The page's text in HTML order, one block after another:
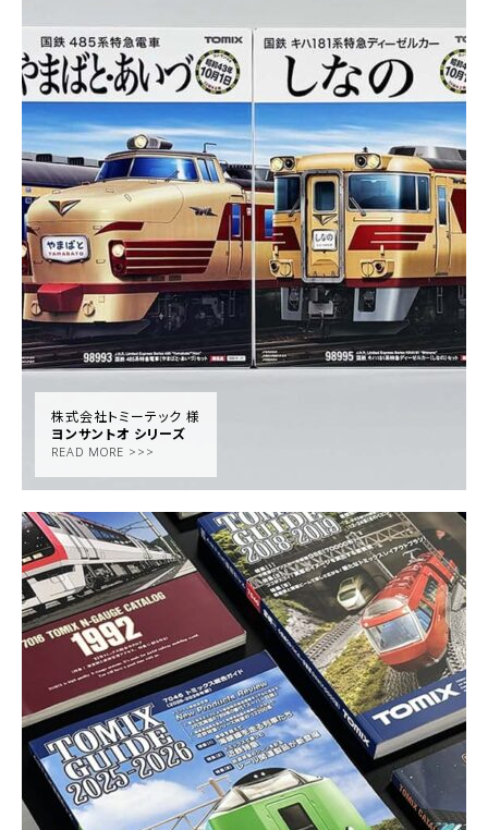
株式会社トミーテック 様
ヨンサントオ シリーズ
READ MORE >>>